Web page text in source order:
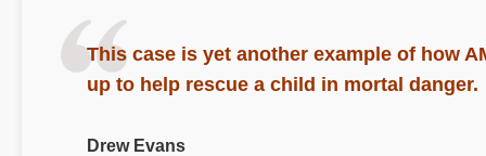
This case is yet another example of how
up to help rescue a child in mortal danger.
Drew Evans